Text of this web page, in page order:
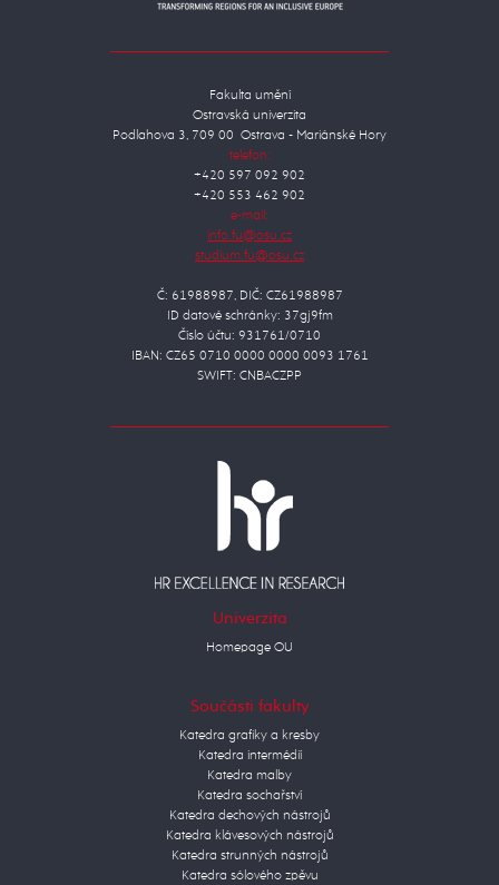
Fakulta umění
Ostravská univerzita
Podlahova 3, 709 00 Ostrava - Mariánské Hory
telefon:
+420 597 092 902
+420 553 462 902
e-mail:
Č: 61988987, DIČ: CZ61988987
ID datové schránky: 37gj9fm
Číslo účtu: 931761/0710
IBAN: CZ65 0710 0000 0000 0093 1761
SWIFT: CNBACZPP
Univerzita
Homepage OU
Součásti fakulty
Katedra grafiky a kresby
Katedra intermédií
Katedra malby
Katedra sochařství
Katedra dechových nástrojů
Katedra klávesových nástrojů
Katedra strunných nástrojů
Katedra sólového zpěvu